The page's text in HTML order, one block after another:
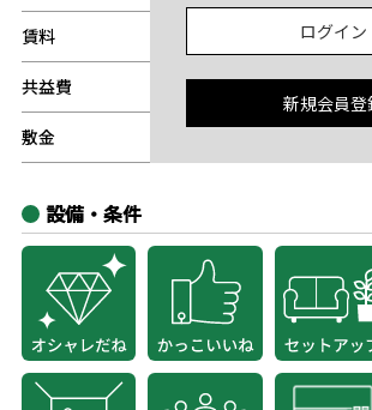
賃料
共益費
敷金
ログイン
新規会員登
設備・条件